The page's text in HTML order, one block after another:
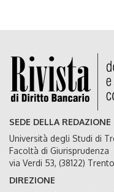
SEDE DELLA REDAZIONE
Università degli Studi di
Facoltà di Giurisprudenza
via Verdi 53, (38122)
DIREZIONE